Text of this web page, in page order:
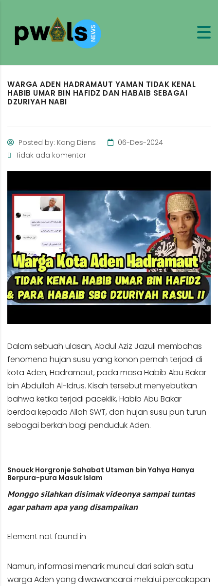
WARGA ADEN HADRAMAUT YAMAN TIDAK KENAL
HABIB UMAR BIN HAFIDZ DAN HABAIB SEBAGAI
DZURIYAH NABI
Posted by: Kang Diens
06-Des-2024
Tidak ada komentar
Dalam sebuah ulasan, Abdul Aziz Jazuli membahas
fenomena hujan susu yang konon pernah terjadi di
kota Aden, Hadramaut, pada masa Habib Abu Bakar
bin Abdullah Al-Idrus. Kisah tersebut menyebutkan
bahwa ketika terjadi paceklik, Habib Abu Bakar
berdoa kepada Allah SWT, dan hujan susu pun turun
sebagai berkah bagi penduduk Aden.
Snouck Horgronje Sahabat Utsman bin Yahya Hanya
Berpura-pura Masuk Islam
Monggo silahkan disimak videonya sampai tuntas
agar paham apa yang disampaikan
Element not found in
Namun, informasi menarik muncul dari salah satu
warga Aden yang diwawancarai melalui percakapan